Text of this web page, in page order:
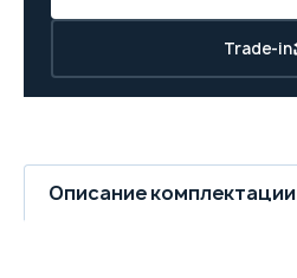
Trade-in
Описание комплектации